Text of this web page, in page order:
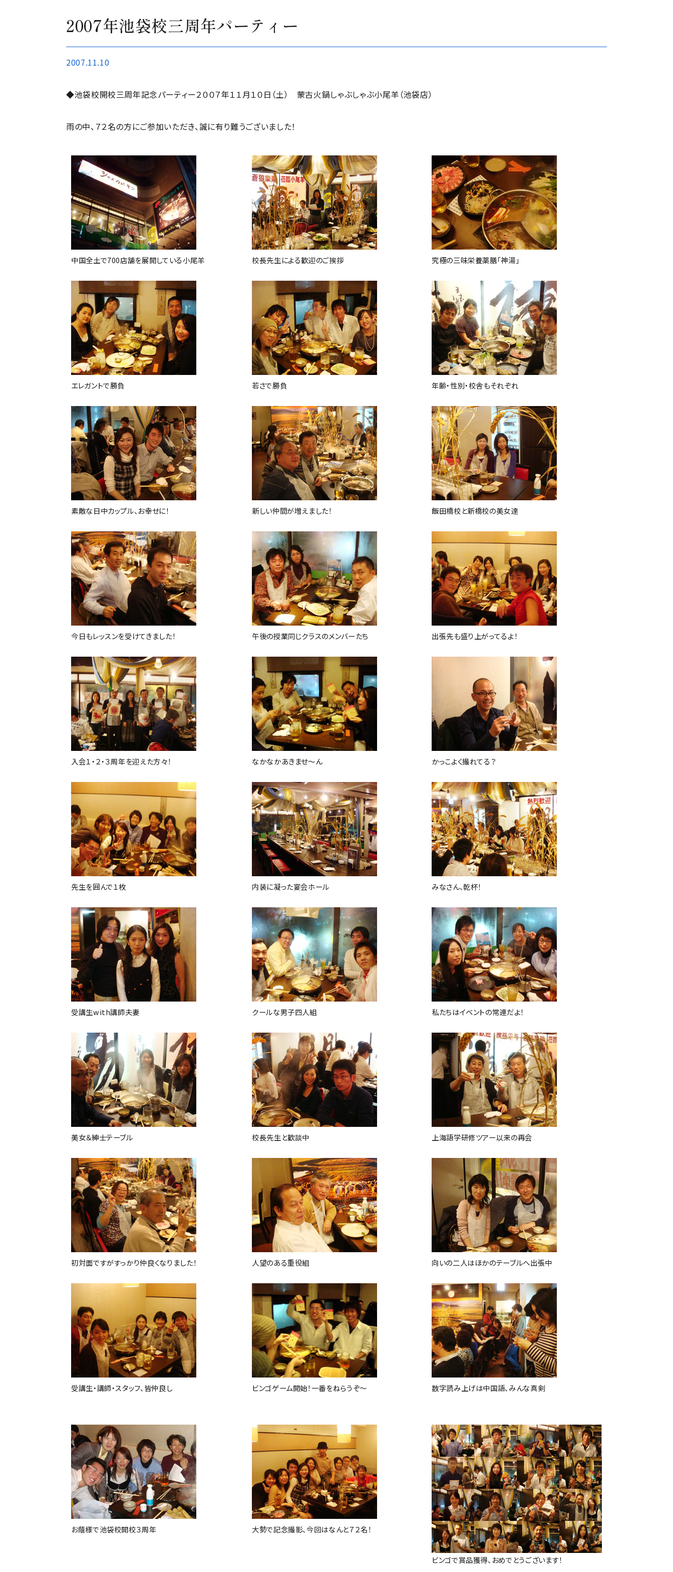
2007年池袋校三周年パーティー
2007.11.10
◆池袋校開校三周年記念パーティー２００７年１１月１０日（土） 蒙古火鍋しゃぶしゃぶ小尾羊（池袋店）
雨の中、７２名の方にご参加いただき、誠に有り難うございました！
中国全土で700店舗を展開している小尾羊 校長先生による歓迎のご挨拶 究極の三味栄養薬膳「神湯」
エレガントで勝負 若さで勝負 年齢・性別・校舎もそれぞれ
素敵な日中カップル、お幸せに！ 新しい仲間が増えました！ 飯田橋校と新橋校の美女達
今日もレッスンを受けてきました！ 午後の授業同じクラスのメンバーたち 出張先も盛り上がってるよ！
入会１・２・３周年を迎えた方々！ なかなかあきませ～ん かっこよく撮れてる？
先生を囲んで１枚 内装に凝った宴会ホール みなさん、乾杯！
受講生with講師夫妻 クールな男子四人組 私たちはイベントの常連だよ！
美女＆紳士テーブル 校長先生と歓談中 上海語学研修ツアー以来の再会
初対面ですがすっかり仲良くなりました！ 人望のある重役組 向いの二人はほかのテーブルへ出張中
受講生・講師・スタッフ、皆仲良し ビンゴゲーム開始！一番をねらうぞ～ 数字読み上げは中国語、みんな真剣
お蔭様で池袋校開校３周年 大勢で記念撮影、今回はなんと７２名！
ビンゴで賞品獲得、おめでとうございます！